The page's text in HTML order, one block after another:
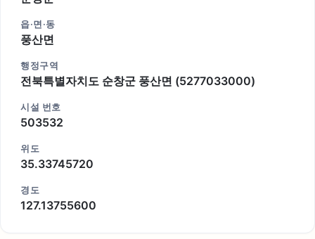
읍·면·동
풍산면
행정구역
전북특별자치도 순창군 풍산면 (5277033000)
시설 번호
503532
위도
35.33745720
경도
127.13755600